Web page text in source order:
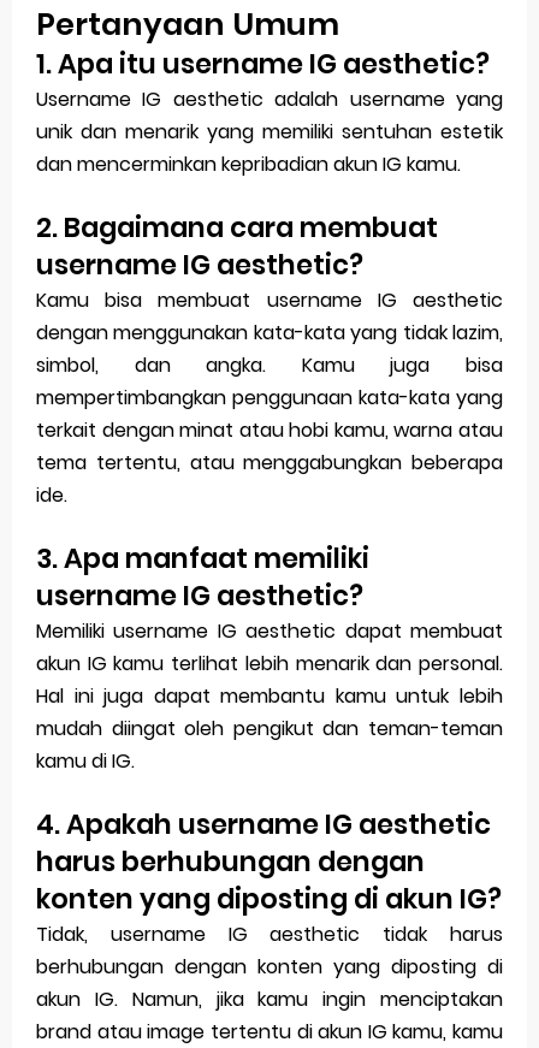
Pertanyaan Umum
1. Apa itu username IG aesthetic?
Username IG aesthetic adalah username yang
unik dan menarik yang memiliki sentuhan estetik
dan mencerminkan kepribadian akun IG kamu.
2. Bagaimana cara membuat
username IG aesthetic?
Kamu bisa membuat username IG aesthetic
dengan menggunakan kata-kata yang tidak lazim,
simbol, dan angka. Kamu juga bisa
mempertimbangkan penggunaan kata-kata yang
terkait dengan minat atau hobi kamu, warna atau
tema tertentu, atau menggabungkan beberapa
ide.
3. Apa manfaat memiliki
username IG aesthetic?
Memiliki username IG aesthetic dapat membuat
akun IG kamu terlihat lebih menarik dan personal.
Hal ini juga dapat membantu kamu untuk lebih
mudah diingat oleh pengikut dan teman-teman
kamu di IG.
4. Apakah username IG aesthetic
harus berhubungan dengan
konten yang diposting di akun IG?
Tidak, username IG aesthetic tidak harus
berhubungan dengan konten yang diposting di
akun IG. Namun, jika kamu ingin menciptakan
brand atau image tertentu di akun IG kamu, kamu